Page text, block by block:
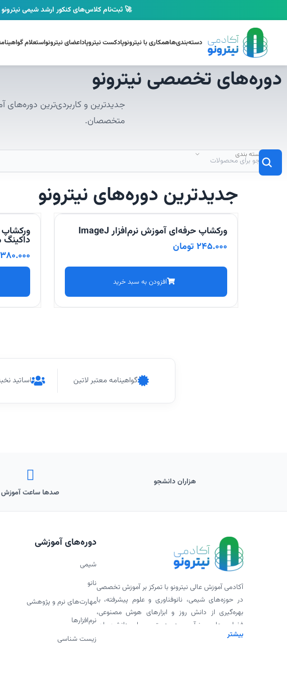
دسته‌بندی‌هاهمکاری با نیترونوپادکست نیتروپاداعضای نیترونواستعلام
دوره‌های تخصصی نیترونو
جدیدترین و کاربردی‌ترین دوره‌های
متخصصان.
انتخاب دسته بندی
جدیدترین دوره‌های نیترونو
ورکشاپ حرفه‌ای آموزش نرم‌افزار ImageJ
245.000 تومان
افزودن به سبد خرید
داکینگ
380.000
گواهینامه معتبر لاتین اساتید
هزاران دانشجو
صدها ساعت آموزش
آکادمی آموزش عالی نیترونو با تمرکز بر آموزش تخصصی
در حوزه‌های شیمی، نانوفناوری و علوم پیشرفته، با
بهره‌گیری از دانش روز و ابزارهای هوش مصنوعی،
فضایی علمی، نوآور و در دسترس برای دانشجویان،
پژوهشگران و علاقه‌مندان فراهم کرده است. ارائه
بیشتر
دوره‌های آموزشی
شیمی
نانو
مهارت‌های نرم و پژوهشی
نرم‌افزارها
زیست شناسی
🚀 ثبت‌نام کلاس‌های کنکور ارشد شیمی نیترونو